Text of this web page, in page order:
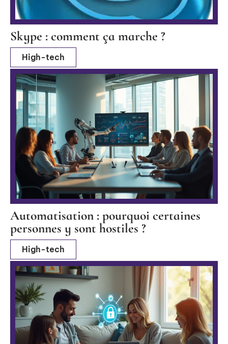
Skype : comment ça marche ?
High-tech
Automatisation : pourquoi certaines
personnes y sont hostiles ?
High-tech